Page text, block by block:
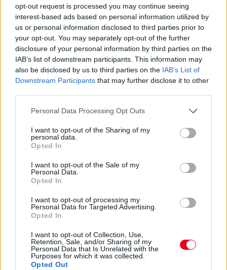
opt-out request is processed you may continue seeing
interest-based ads based on personal information utilized by
us or personal information disclosed to third parties prior to
your opt-out. You may separately opt-out of the further
disclosure of your personal information by third parties on the
IAB’s list of downstream participants. This information may
also be disclosed by us to third parties on the IAB’s List of
Downstream Participants that may further disclose it to other
Please note that this website/app uses one or more Google
not limited to your visit or usage behaviour. You may click to
grant or deny consent to Google and its third-party tags to
use your data for below specified purposes in below Google
consent section.
Personal Data Processing Opt Outs
I want to opt-out of the Sharing of my
personal data.
Opted In
I want to opt-out of the Sale of my
Personal Data.
Opted In
I want to opt-out of processing my
Personal Data for Targeted Advertising.
Opted In
I want to opt-out of Collection, Use,
Retention, Sale, and/or Sharing of my
Personal Data that Is Unrelated with the
Purposes for which it was collected.
Opted Out
24 ÓRA TOVÁBBI HÍREI
24 óra
Ezért párásodik be állandóan az ablak – egyszerűbb a
megoldás, mint gondolnád